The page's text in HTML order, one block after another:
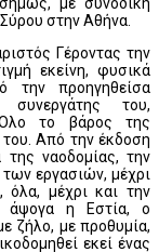
με συνοδική
στην Αθήνα.
Γέροντας την
εκείνη, φυσικά
την προηγηθείσα
του,
Όλο το βάρος της
Από την έκδοση
της ναοδομίας, την
εργασιών, μέχρι
όλα, μέχρι και την
άψογα η Εστία, ο
ζήλο, με προθυμία,
εκεί ένας